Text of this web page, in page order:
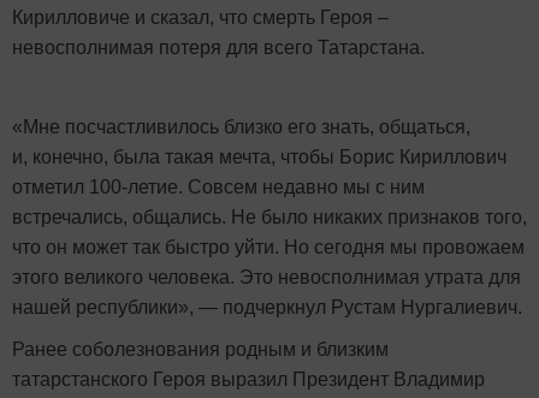
Кирилловиче и сказал, что смерть Героя –
невосполнимая потеря для всего Татарстана.
«Мне посчастливилось близко его знать, общаться,
и, конечно, была такая мечта, чтобы Борис Кириллович
отметил 100-летие. Совсем недавно мы с ним
встречались, общались. Не было никаких признаков того,
что он может так быстро уйти. Но сегодня мы провожаем
этого великого человека. Это невосполнимая утрата для
нашей республики», — подчеркнул Рустам Нургалиевич.
Ранее соболезнования родным и близким
татарстанского Героя выразил Президент Владимир